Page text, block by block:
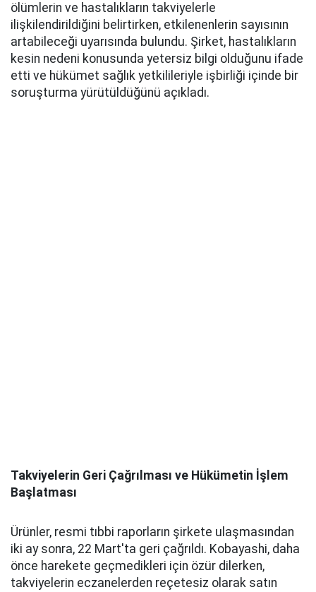
ölümlerin ve hastalıkların takviyelerle
ilişkilendirildiğini belirtirken, etkilenenlerin sayısının
artabileceği uyarısında bulundu. Şirket, hastalıkların
kesin nedeni konusunda yetersiz bilgi olduğunu ifade
etti ve hükümet sağlık yetkilileriyle işbirliği içinde bir
soruşturma yürütüldüğünü açıkladı.
Takviyelerin Geri Çağrılması ve Hükümetin İşlem
Başlatması
Ürünler, resmi tıbbi raporların şirkete ulaşmasından
iki ay sonra, 22 Mart'ta geri çağrıldı. Kobayashi, daha
önce harekete geçmedikleri için özür dilerken,
takviyelerin eczanelerden reçetesiz olarak satın